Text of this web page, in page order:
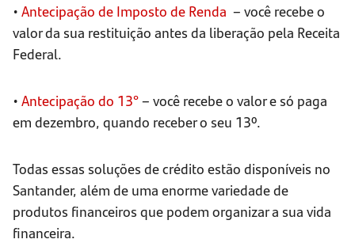
• Antecipação de Imposto de Renda – você recebe o
valor da sua restituição antes da liberação pela Receita
Federal.
• Antecipação do 13°– você recebe o valor e só paga
em dezembro, quando receber o seu 13º.
Todas essas soluções de crédito estão disponíveis no
Santander, além de uma enorme variedade de
produtos financeiros que podem organizar a sua vida
financeira.